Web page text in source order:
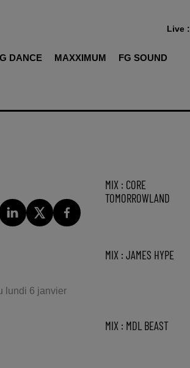
DANCE MAXXIMUM FG SOUND
Live :
lundi 6 janvier
MIX : CORE
TOMORROWLAND
MIX : JAMES HYPE
MIX : MDL BEAST